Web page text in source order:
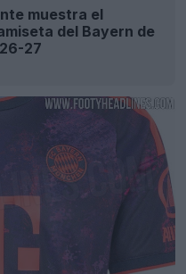
muestra el
del Bayern de
27